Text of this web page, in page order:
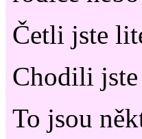
Četli jste
Chodili
To jsou